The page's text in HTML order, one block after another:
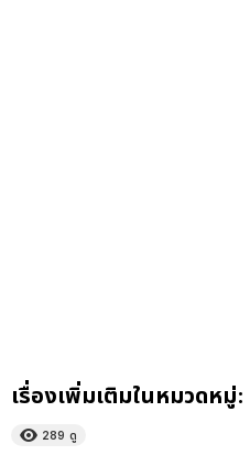
เรื่องเพิ่มเติมในหมวดหมู่:
289 ดู